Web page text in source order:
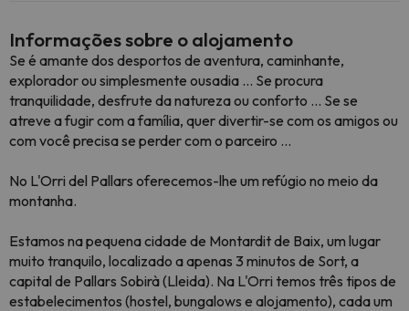
Informações sobre o alojamento
Se é amante dos desportos de aventura, caminhante,
explorador ou simplesmente ousadia ... Se procura
tranquilidade, desfrute da natureza ou conforto ... Se se
atreve a fugir com a família, quer divertir-se com os amigos ou
com você precisa se perder com o parceiro ...
No L'Orri del Pallars oferecemos-lhe um refúgio no meio da
montanha.
Estamos na pequena cidade de Montardit de Baix, um lugar
muito tranquilo, localizado a apenas 3 minutos de Sort, a
capital de Pallars Sobirà (Lleida). Na L'Orri temos três tipos de
estabelecimentos (hostel, bungalows e alojamento), cada um